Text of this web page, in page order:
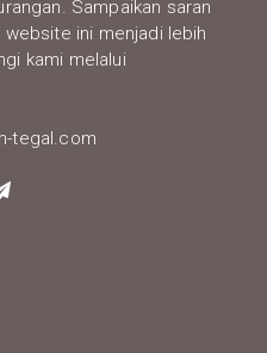
Sampaikan saran
ini menjadi lebih
kami melalui
tegal.com